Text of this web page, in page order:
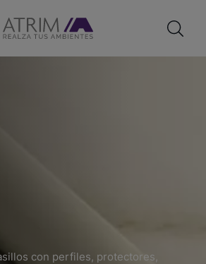
con perfiles, protectores,